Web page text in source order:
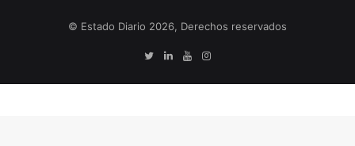
© Estado Diario 2026, Derechos reservados